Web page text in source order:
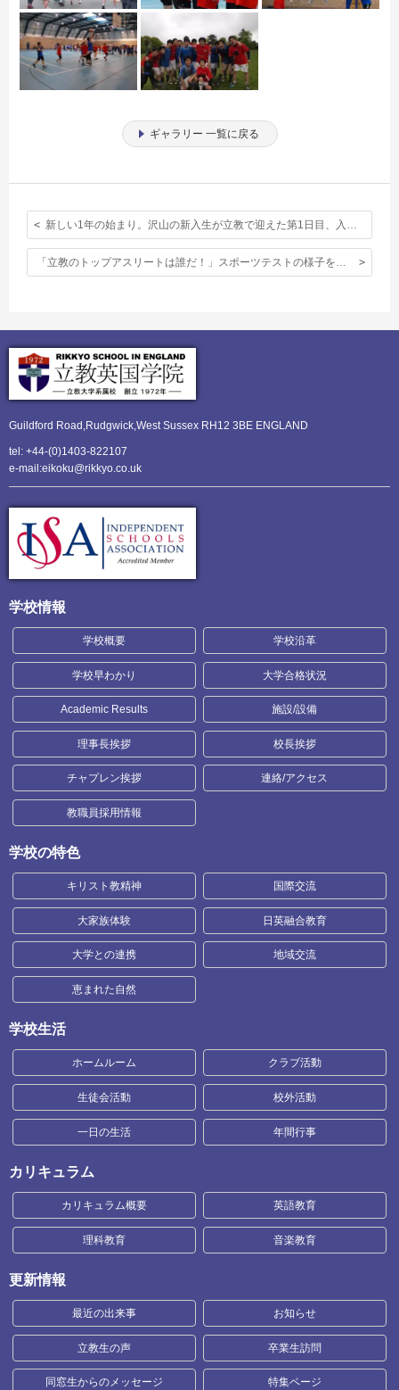
ギャラリー 一覧に戻る
新しい1年の始まり。沢山の新入生が立教で迎えた第1日目、入学式の様子。
「立教のトップアスリートは誰だ！」スポーツテストの様子をどうぞ。
Guildford Road,Rudgwick,West Sussex RH12 3BE ENGLAND
tel: +44-(0)1403-822107
e-mail:eikoku@rikkyo.co.uk
学校情報
学校概要 学校沿革
学校早わかり 大学合格状況
Academic Results 施設/設備
理事長挨拶 校長挨拶
チャプレン挨拶 連絡/アクセス
教職員採用情報
学校の特色
キリスト教精神 国際交流
大家族体験 日英融合教育
大学との連携 地域交流
恵まれた自然
学校生活
ホームルーム クラブ活動
生徒会活動 校外活動
一日の生活 年間行事
カリキュラム
カリキュラム概要 英語教育
理科教育 音楽教育
更新情報
最近の出来事 お知らせ
立教生の声 卒業生訪問
同窓生からのメッセージ 特集ページ